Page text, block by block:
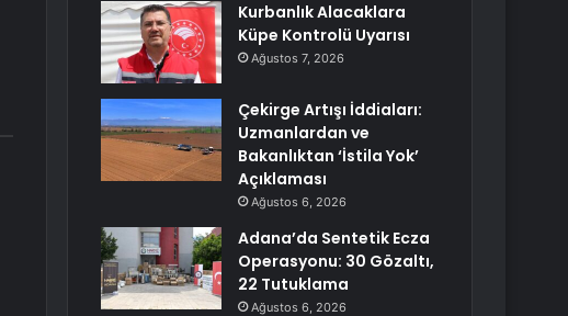
Kurbanlık Alacaklara
Küpe Kontrolü Uyarısı
Ağustos 7, 2026
Çekirge Artışı İddiaları:
Uzmanlardan ve
Bakanlıktan ‘İstila Yok’
Açıklaması
Ağustos 6, 2026
Adana’da Sentetik Ecza
Operasyonu: 30 Gözaltı,
22 Tutuklama
Ağustos 6, 2026